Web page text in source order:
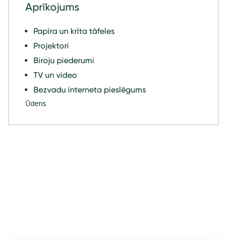
Aprīkojums
Papīra un krīta tāfeles
Projektori
Biroju piederumi
TV un video
Bezvadu interneta pieslēgums
Ūdens